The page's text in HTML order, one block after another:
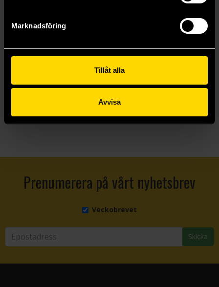
Marknadsföring
Tillåt alla
Avvisa
Sarah Beth Durst
Visa allt
Prenumerera på vårt nyhetsbrev
Veckobrevet
Skicka